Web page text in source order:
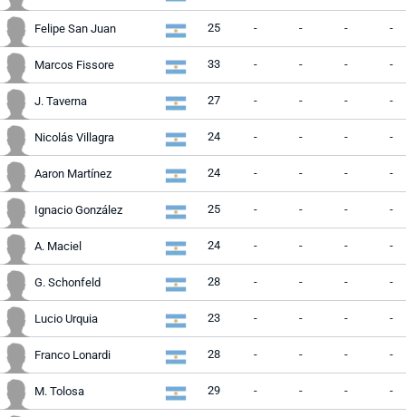
Felipe San Juan 25 - - - -
Marcos Fissore 33 - - - -
J. Taverna 27 - - - -
Nicolás Villagra 24 - - - -
Aaron Martínez 24 - - - -
Ignacio González 25 - - - -
A. Maciel 24 - - - -
G. Schonfeld 28 - - - -
Lucio Urquia 23 - - - -
Franco Lonardi 28 - - - -
M. Tolosa 29 - - - -